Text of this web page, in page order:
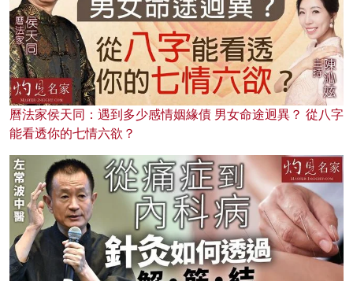
曆法家侯天同：遇到多少感情姻緣債 男女命途迥異？ 從八字
能看透你的七情六欲？